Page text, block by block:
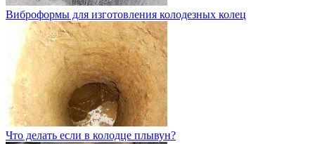
Виброформы для изготовления колодезных колец
Что делать если в колодце плывун?